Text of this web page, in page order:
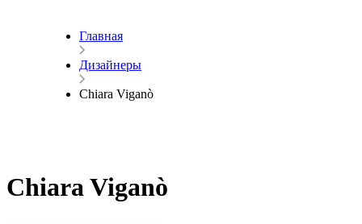
Главная
Дизайнеры
Chiara Viganò
Chiara Viganò